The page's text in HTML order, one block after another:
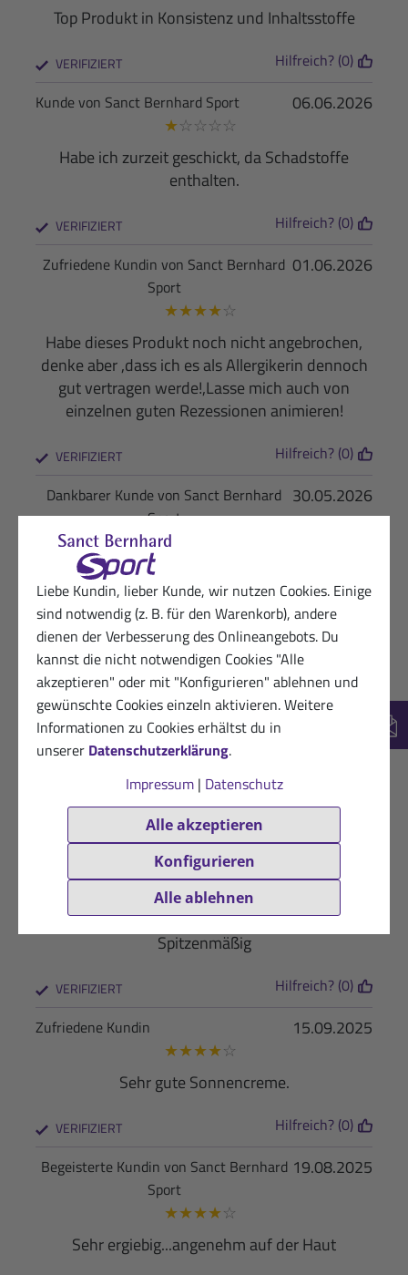
Liebe Kundin, lieber Kunde, wir nutzen Cookies. Einige
sind notwendig (z. B. für den Warenkorb), andere
dienen der Verbesserung des Onlineangebots. Du
kannst die nicht notwendigen Cookies "Alle
akzeptieren" oder mit "Konfigurieren" ablehnen und
gewünschte Cookies einzeln aktivieren. Weitere
Informationen zu Cookies erhältst du in
unserer Datenschutzerklärung.
Impressum| Datenschutz
Alle akzeptieren
Konfigurieren
Alle ablehnen
Top Produkt in Konsistenz und Inhaltsstoffe
VERIFIZIERT Hilfreich? (0)
06.06.2026
Kunde von Sanct Bernhard Sport
★☆☆☆☆
Habe ich zurzeit geschickt, da Schadstoffe
enthalten.
VERIFIZIERT Hilfreich? (0)
01.06.2026
Zufriedene Kundin von Sanct Bernhard
Sport
★★★★☆
Habe dieses Produkt noch nicht angebrochen,
denke aber ,dass ich es als Allergikerin dennoch
gut vertragen werde!,Lasse mich auch von
einzelnen guten Rezessionen animieren!
VERIFIZIERT Hilfreich? (0)
30.05.2026
Dankbarer Kunde von Sanct Bernhard
Sport
★
Ich bekomme oft einen Hautausschlag von
Sonnenmilch und bei dieser war meine Haut
ohne Ausschlag. Die Milch zieht gut ein und hat
einen angenehmen Geruch.
VERIFIZIERT Hilfreich? (0)
Kunde von Sanct Bernhard Sport
★★★☆☆
Noch nicht in Gebrauch
Dankbare Kundin von Sanct Bernhard
Sport
★★★★★
Spitzenmäßig
VERIFIZIERT Hilfreich? (0)
15.09.2025
Zufriedene Kundin
★★★★☆
Sehr gute Sonnencreme.
VERIFIZIERT Hilfreich? (0)
19.08.2025
Begeisterte Kundin von Sanct Bernhard
Sport
★★★★☆
Sehr ergiebig...angenehm auf der Haut